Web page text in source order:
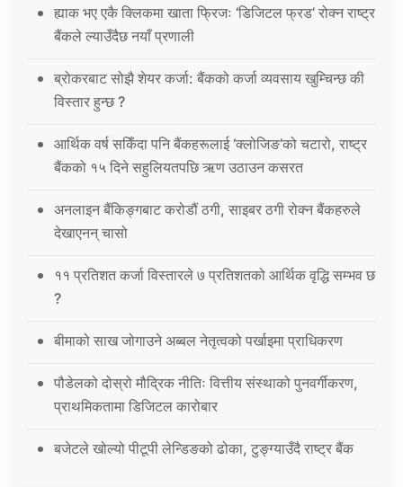
ह्याक भए एकै क्लिकमा खाता फ्रिजः ‘डिजिटल फ्रड’ रोक्न राष्ट्र
बैंकले ल्याउँदैछ नयाँ प्रणाली
ब्रोकरबाट सोझै शेयर कर्जा: बैंकको कर्जा व्यवसाय खुम्चिन्छ की
विस्तार हुन्छ ?
आर्थिक वर्ष सकिँदा पनि बैंकहरूलाई ‘क्लोजिङ’को चटारो, राष्ट्र
बैंकको १५ दिने सहुलियतपछि ऋण उठाउन कसरत
अनलाइन बैंकिङ्गबाट करोडौं ठगी, साइबर ठगी रोक्न बैंकहरुले
देखाएनन् चासो
११ प्रतिशत कर्जा विस्तारले ७ प्रतिशतको आर्थिक वृद्धि सम्भव छ
?
बीमाको साख जोगाउने अब्बल नेतृत्वको पर्खाइमा प्राधिकरण
पौडेलको दोस्रो मौद्रिक नीतिः वित्तीय संस्थाको पुनवर्गीकरण,
प्राथमिकतामा डिजिटल कारोबार
बजेटले खोल्यो पीटूपी लेन्डिङको ढोका, टुङ्ग्याउँदै राष्ट्र बैंक